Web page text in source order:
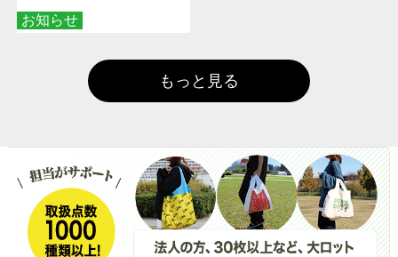
お知らせ
もっと見る